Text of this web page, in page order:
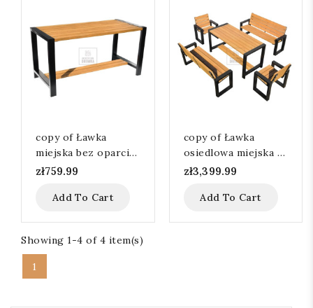
copy of Ławka
miejska bez oparcia
116cm
zł759.99
Add To Cart
copy of Ławka
osiedlowa miejska z
oparciem 136 cm
zł3,399.99
Add To Cart
Showing 1-4 of 4 item(s)
1